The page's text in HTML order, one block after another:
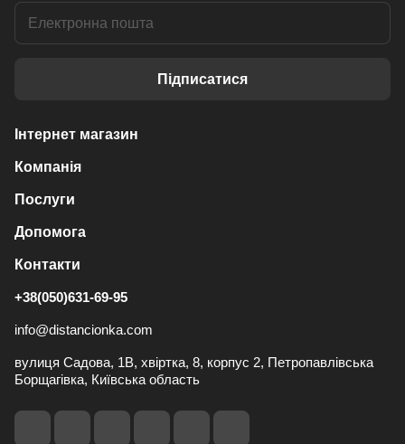
Підписатися
Інтернет магазин
Компанія
Послуги
Допомога
Контакти
+38(050)631-69-95
info@distancionka.com
вулиця Садова, 1В, хвіртка, 8, корпус 2, Петропавлівська
Борщагівка, Київська область